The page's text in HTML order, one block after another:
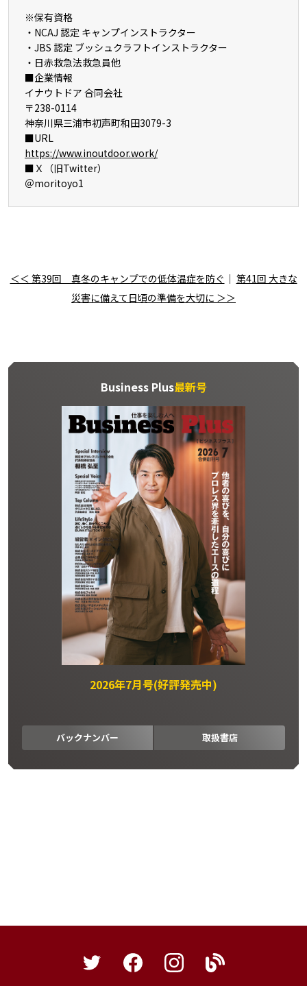
※保有資格
・NCAJ 認定 キャンプインストラクター
・JBS 認定 ブッシュクラフトインストラクター
・日赤救急法救急員他
■企業情報
イナウトドア 合同会社
〒238-0114
神奈川県三浦市初声町和田3079-3
■URL
https://www.inoutdoor.work/
■Ｘ（旧Twitter）
＠moritoyo1
＜＜ 第39回 真冬のキャンプでの低体温症を防ぐ ｜ 第41回 大きな
災害に備えて日頃の準備を大切に ＞＞
Business Plus最新号
2026年7月号(好評発売中)
バックナンバー 取扱書店